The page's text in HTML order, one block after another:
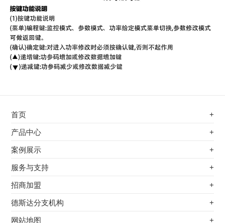
首页 +
不锈钢专用电磁加热器
电磁蒸汽发生器
电磁加热棒配件
产品中心 +
不锈钢专用电磁加热器
电磁蒸汽发生器
案例展示 +
最新案例
其他应用
服务与支持 +
服务覆盖网络
服务流程
招商加盟 +
前景分析
加盟条件
德斯达分支机构 +
江信电子机构
网站地图 +